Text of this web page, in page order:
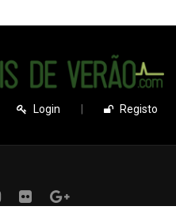
Login Registo